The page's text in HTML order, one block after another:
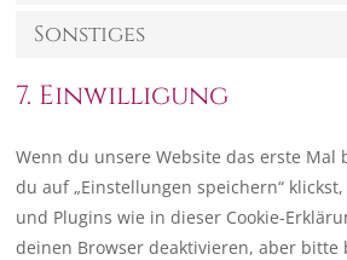
Sonstiges
7. Einwilligung
Wenn du unsere Website das erste
du auf „Einstellungen speichern“
und Plugins wie in dieser Cookie-
deinen Browser deaktivieren, aber